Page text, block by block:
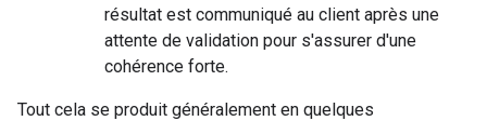
résultat est communiqué au client après une
attente de validation pour s'assurer d'une
cohérence forte.
Tout cela se produit généralement en quelques